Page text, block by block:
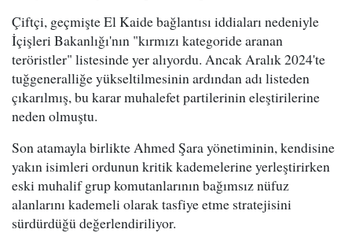
Çiftçi, geçmişte El Kaide bağlantısı iddiaları nedeniyle
İçişleri Bakanlığı'nın "kırmızı kategoride aranan
teröristler" listesinde yer alıyordu. Ancak Aralık 2024'te
tuğgeneralliğe yükseltilmesinin ardından adı listeden
çıkarılmış, bu karar muhalefet partilerinin eleştirilerine
neden olmuştu.
Son atamayla birlikte Ahmed Şara yönetiminin, kendisine
yakın isimleri ordunun kritik kademelerine yerleştirirken
eski muhalif grup komutanlarının bağımsız nüfuz
alanlarını kademeli olarak tasfiye etme stratejisini
sürdürdüğü değerlendiriliyor.